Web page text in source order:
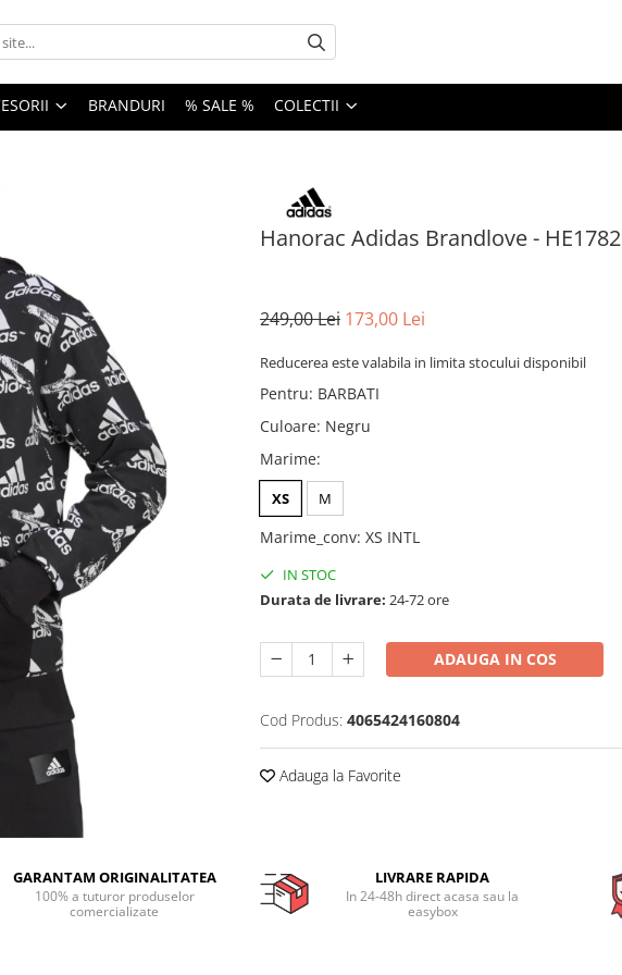
BRANDURI % SALE % COLECTII
Hanorac Adidas Brandlove - HE1782
249,00 Lei 173,00 Lei
Reducerea este valabila in limita stocului disponibil
Pentru: BARBATI
Culoare: Negru
Marime:
XS M
Marime_conv: XS INTL
IN STOC
Durata de livrare: 24-72 ore
ADAUGA IN COS
Cod Produs: 4065424160804
Adauga la Favorite
GARANTAM ORIGINALITATEA
100% a tuturor produselor
comercializate
LIVRARE RAPIDA
In 24-48h direct acasa sau la
easybox